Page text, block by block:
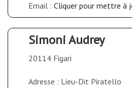
Email : Cliquer pour mettre à
Simoni Audrey
20114 Figari
Adresse : Lieu-Dit Piratello